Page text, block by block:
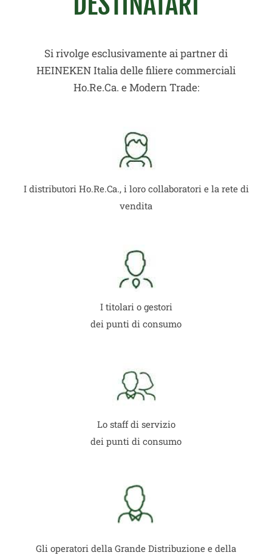
Si rivolge esclusivamente ai partner di
HEINEKEN Italia delle filiere commerciali
Ho.Re.Ca. e Modern Trade:
I distributori Ho.Re.Ca., i loro collaboratori e la rete di
vendita
I titolari o gestori
dei punti di consumo
Lo staff di servizio
dei punti di consumo
Gli operatori della Grande Distribuzione e della